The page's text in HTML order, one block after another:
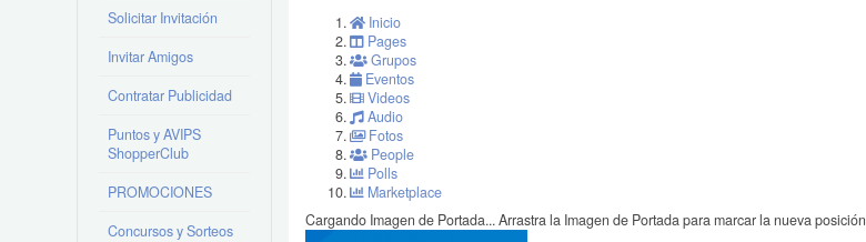
Inicio
Pages
Grupos
Eventos
Videos
Audio
Fotos
People
Polls
Marketplace
Cargando Imagen de Portada...Arrastra la Imagen de Portada para marcar la nueva posición
Solicitar Invitación
Invitar Amigos
Contratar Publicidad
Puntos y AVIPS
ShopperClub
PROMOCIONES
Concursos y Sorteos